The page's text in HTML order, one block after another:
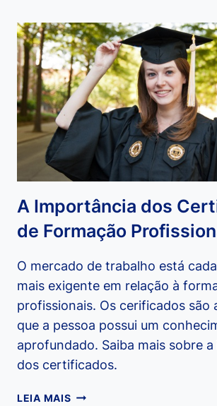
CURSOS
A Importância dos
de Formação
O mercado de trabalho está
mais exigente em relação à
profissionais. Os cerificados são
que a pessoa possui um
aprofundado. Saiba mais sobre
dos certificados.
LEIA MAISA